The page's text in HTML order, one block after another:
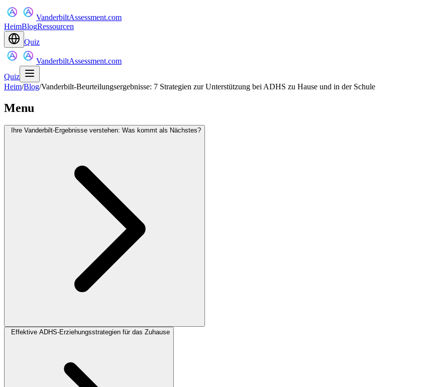
VanderbiltAssessment.com
HeimBlogRessourcen
Quiz
VanderbiltAssessment.com
Quiz
Heim/Blog/Vanderbilt-Beurteilungsergebnisse: 7 Strategien zur Unterstützung bei ADHS zu Hause und in der Schule
Menu
Ihre Vanderbilt-Ergebnisse verstehen: Was kommt als Nächstes?
Effektive ADHS-Erziehungsstrategien für das Zuhause